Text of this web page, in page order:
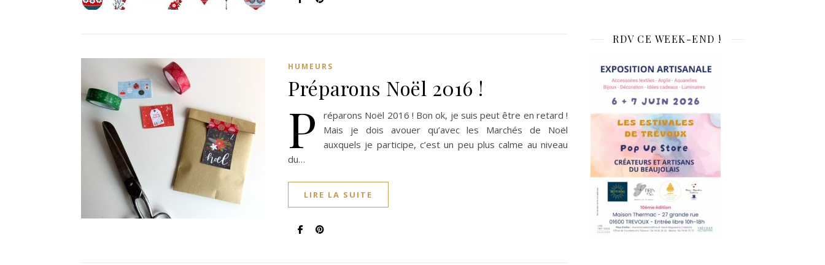
HUMEURS
Préparons Noël 2016 !
P
réparons Noël 2016 ! Bon ok, je suis peut être en retard !
Mais je dois avouer qu’avec les Marchés de Noël
auxquels je participe, c’est un peu plus calme au niveau
du…
LIRE LA SUITE
RDV CE WEEK-END !